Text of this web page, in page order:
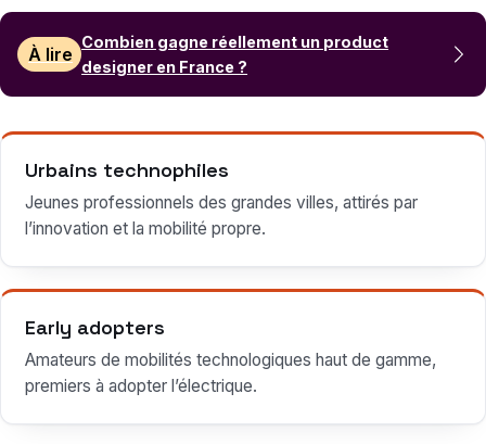
À lire
Combien gagne réellement un product
designer en France ?
Urbains technophiles
Jeunes professionnels des grandes villes, attirés par
l’innovation et la mobilité propre.
Early adopters
Amateurs de mobilités technologiques haut de gamme,
premiers à adopter l’électrique.